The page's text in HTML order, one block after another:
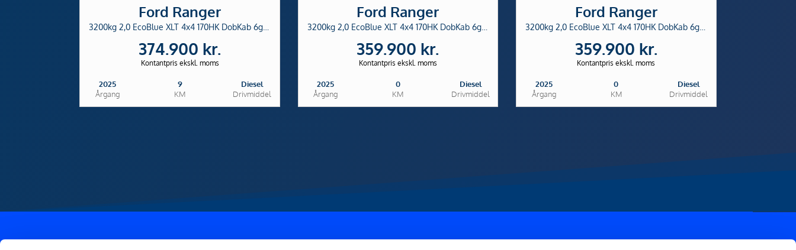
Ford Ranger
374.900 kr.
Kontantpris ekskl. moms
2025
Årgang
9
KM
Diesel
Drivmiddel
Ford Ranger
3200kg 2,0 EcoBlue XLT 4x4 170HK DobKab 6g Aut.
359.900 kr.
Kontantpris ekskl. moms
2025
Årgang
0
KM
Diesel
Drivmiddel
Ford Ranger
359.900 kr.
Kontantpris ekskl. moms
2025
Årgang
0
KM
Diesel
Drivmiddel